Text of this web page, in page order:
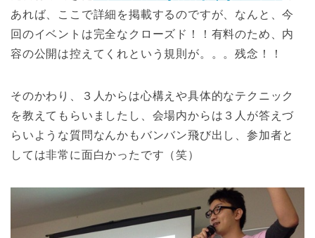
あれば、ここで詳細を掲載するのですが、なんと、今
回のイベントは完全なクローズド！！有料のため、内
容の公開は控えてくれという規則が。。。残念！！
そのかわり、３人からは心構えや具体的なテクニック
を教えてもらいましたし、会場内からは３人が答えづ
らいような質問なんかもバンバン飛び出し、参加者と
しては非常に面白かったです（笑）